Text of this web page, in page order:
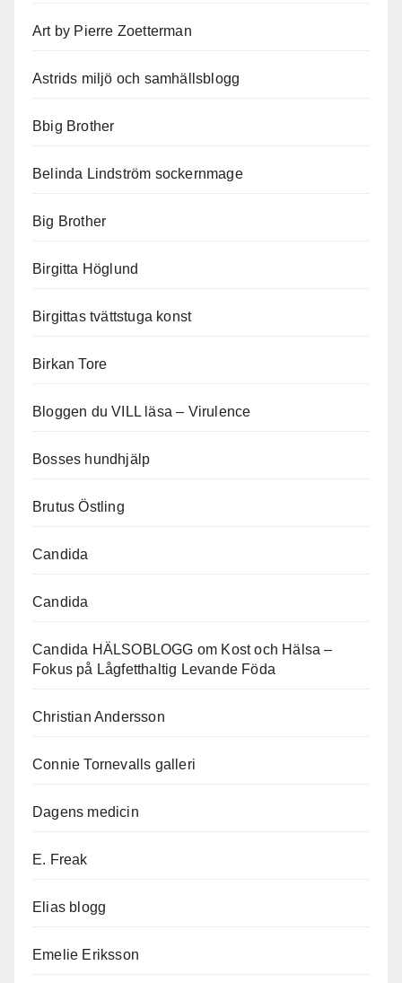
Art by Pierre Zoetterman
Astrids miljö och samhällsblogg
Bbig Brother
Belinda Lindström sockernmage
Big Brother
Birgitta Höglund
Birgittas tvättstuga konst
Birkan Tore
Bloggen du VILL läsa – Virulence
Bosses hundhjälp
Brutus Östling
Candida
Candida
Candida HÄLSOBLOGG om Kost och Hälsa –
Fokus på Lågfetthaltig Levande Föda
Christian Andersson
Connie Tornevalls galleri
Dagens medicin
E. Freak
Elias blogg
Emelie Eriksson